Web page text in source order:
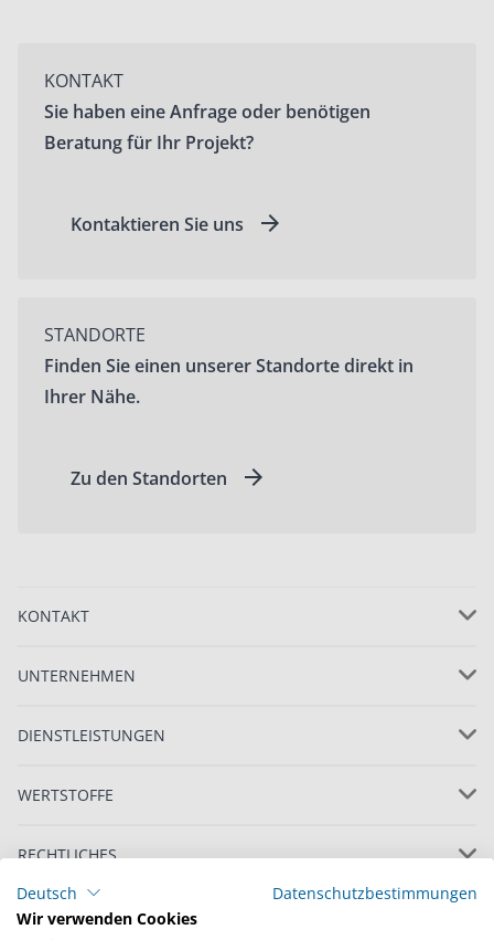
KONTAKT
Sie haben eine Anfrage oder benötigen
Beratung für Ihr Projekt?
Kontaktieren Sie uns
STANDORTE
Finden Sie einen unserer Standorte direkt in
Ihrer Nähe.
Zu den Standorten
KONTAKT
UNTERNEHMEN
DIENSTLEISTUNGEN
WERTSTOFFE
RECHTLICHES
Deutsch
Datenschutzbestimmungen
Wir verwenden Cookies